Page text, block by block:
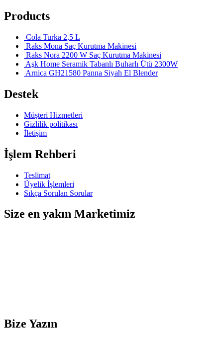
Products
Cola Turka 2,5 L
Raks Mona Saç Kurutma Makinesi
Raks Nora 2200 W Saç Kurutma Makinesi
Aşk Home Seramik Tabanlı Buharlı Ütü 2300W
Arnica GH21580 Panna Siyah El Blender
Destek
Müşteri Hizmetleri
Gizlilik politikası
İletişim
İşlem Rehberi
Teslimat
Üyelik İşlemleri
Sıkça Sorulan Sorular
Size en yakın Marketimiz
Bize Yazın